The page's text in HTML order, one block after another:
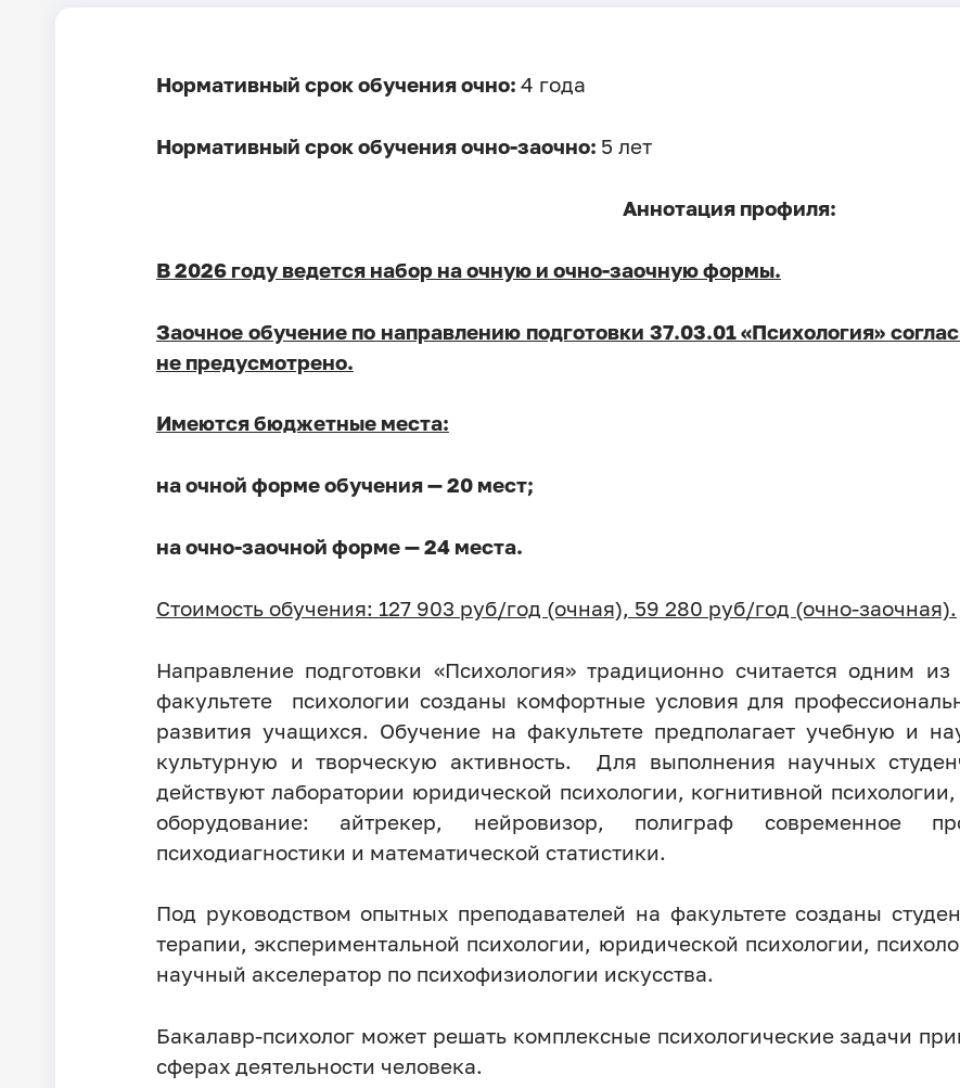
Нормативный срок обучения очно: 4 года
Нормативный срок обучения очно-заочно: 5 лет
Аннотация профиля:
В 2026 году ведется набор на очную и очно-заочную формы.
Заочное обучение по направлению подготовки 37.03.01 «Психология»
не предусмотрено.
Имеются бюджетные места:
на очной форме обучения — 20 мест;
на очно-заочной форме — 24 места.
Стоимость обучения: 127 903 руб/год (очная), 59 280 руб/год (очно-заочная).
Направление подготовки «Психология» традиционно считается
факультете психологии созданы комфортные условия для
развития учащихся. Обучение на факультете предполагает учебную и
культурную и творческую активность. Для выполнения научных
действуют лаборатории юридической психологии, когнитивной
оборудование: айтрекер, нейровизор, полиграф современное
психодиагностики и математической статистики.
Под руководством опытных преподавателей на факультете созданы
терапии, экспериментальной психологии, юридической психологии,
научный акселератор по психофизиологии искусства.
Бакалавр-психолог может решать комплексные психологические задачи
сферах деятельности человека.